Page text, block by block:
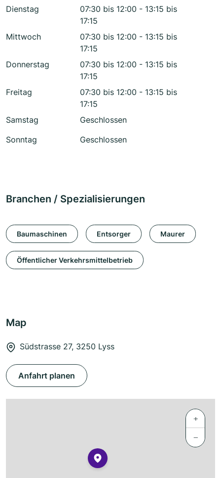
Dienstag
07:30 bis 12:00 - 13:15 bis
17:15
Mittwoch
07:30 bis 12:00 - 13:15 bis
17:15
Donnerstag
07:30 bis 12:00 - 13:15 bis
17:15
Freitag
07:30 bis 12:00 - 13:15 bis
17:15
Samstag
Geschlossen
Sonntag
Geschlossen
Branchen / Spezialisierungen
Baumaschinen Entsorger Maurer
Öffentlicher Verkehrsmittelbetrieb
Map
Südstrasse 27, 3250 Lyss
Anfahrt planen
+
−